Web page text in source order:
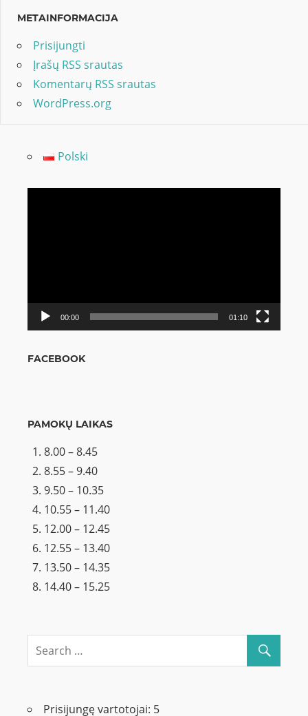
METAINFORMACIJA
Prisijungti
Įrašų RSS srautas
Komentarų RSS srautas
WordPress.org
Polski
00:00 01:10
FACEBOOK
PAMOKŲ LAIKAS
8.00 – 8.45
8.55 – 9.40
9.50 – 10.35
10.55 – 11.40
12.00 – 12.45
12.55 – 13.40
13.50 – 14.35
14.40 – 15.25
Prisijungę vartotojai: 5